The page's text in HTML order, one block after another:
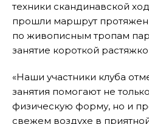
техники скандинавской
прошли маршрут
по живописным тропам
занятие короткой
«Наши участники клуба
занятия помогают не
физическую форму, но и
свежем воздухе в